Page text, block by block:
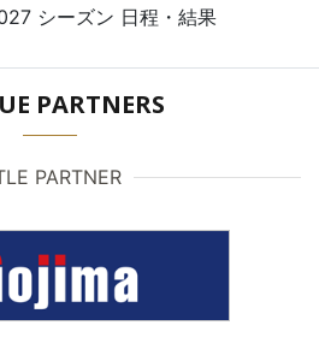
シーズン 日程・結果
PARTNERS
PARTNER